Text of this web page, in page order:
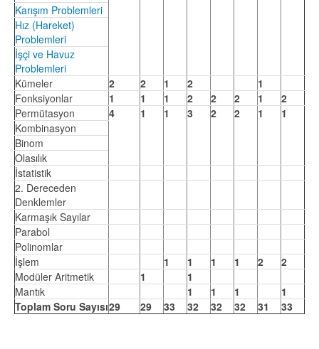
Karışım Problemleri
Hız (Hareket)
Problemleri
İşçi ve Havuz
Problemleri
Kümeler
2 2 1 2
1
Fonksiyonlar
1 1 1 2 2 2 1
2
Permütasyon
4 1 1 3 2 2 1
1
Kombinasyon
Binom
Olasılık
İstatistik
2. Dereceden
Denklemler
Karmaşık Sayılar
Parabol
Polinomlar
İşlem
1 1 1 1 2
2
Modüler Aritmetik
1
1
Mantık
1 1 1
1
Toplam Soru Sayısı29 29 33 32 32 32 31 33